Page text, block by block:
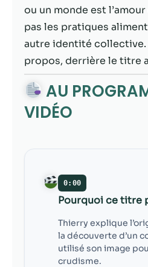
ou un monde est
pas les pratiques
autre identité collective.
propos, derrière le titre
AU
VIDÉO
0:00
Pourquoi ce titre
Thierry explique
la découverte d’un
utilisé son image
crudisme.